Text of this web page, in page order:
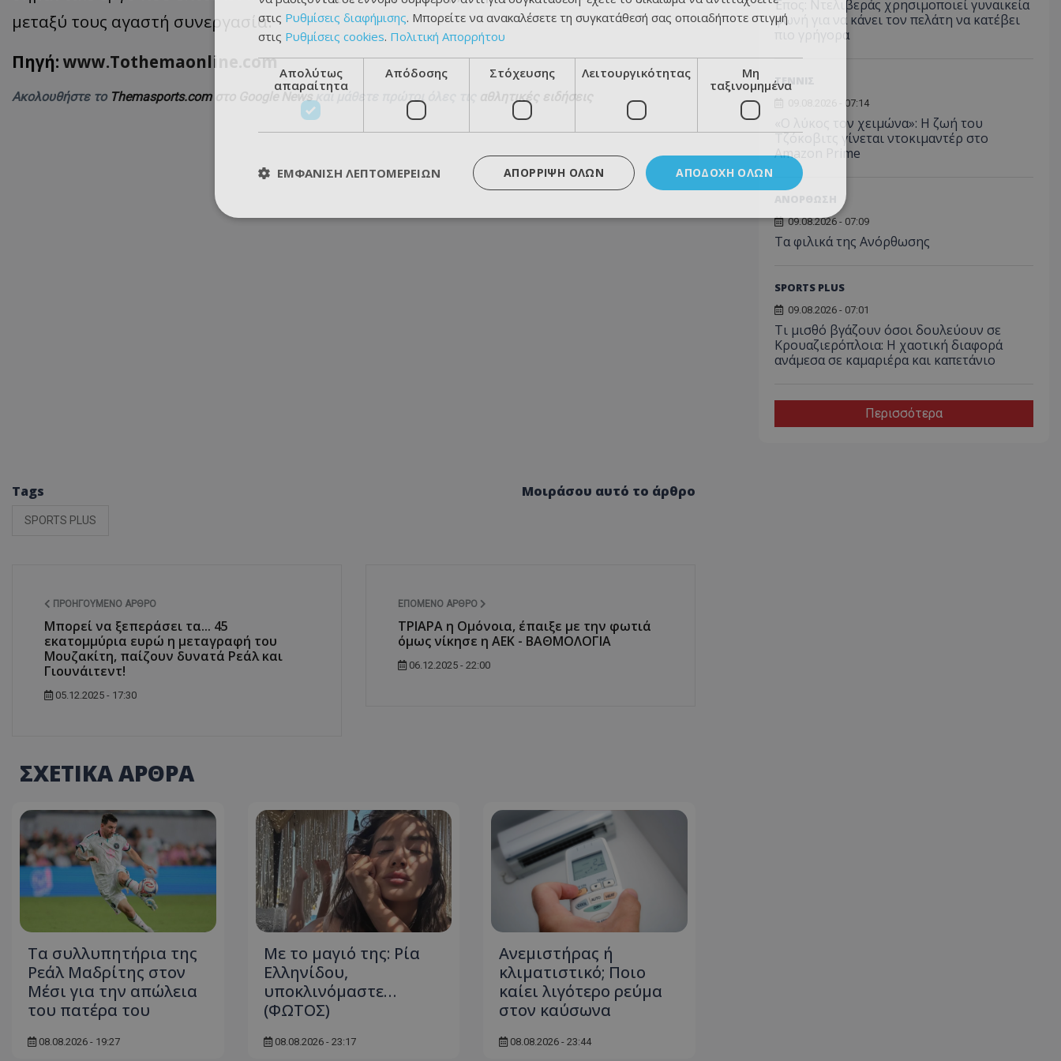
μεταξύ τους αγαστή συνεργασία.
Πηγή: www.Tothemaonline.com
Ακολουθήστε το Themasports.com στο Google News και μάθετε πρώτοι όλες τις
Tags
SPORTS PLUS
Μοιράσου αυτό το άρθρο
ΠΡΟΗΓΟΎΜΕΝΟ ΆΡΘΡΟ
Μπορεί να ξεπεράσει τα... 45
εκατομμύρια ευρώ η μεταγραφή του
Μουζακίτη, παίζουν δυνατά Ρεάλ και
Γιουνάιτεντ!
05.12.2025 - 17:30
ΕΠΌΜΕΝΟ ΆΡΘΡΟ
ΤΡΙΑΡΑ η Ομόνοια, έπαιξε με την φωτιά
όμως νίκησε η ΑΕΚ - ΒΑΘΜΟΛΟΓΙΑ
06.12.2025 - 22:00
ΣΧΕΤΙΚΑ ΑΡΘΡΑ
Τα συλλυπητήρια της
Ρεάλ Μαδρίτης στον
Μέσι για την απώλεια
του πατέρα του
08.08.2026 - 19:27
Με το μαγιό της: Ρία
Ελληνίδου,
υποκλινόμαστε…
(ΦΩΤΟΣ)
08.08.2026 - 23:17
Ανεμιστήρας ή
κλιματιστικό; Ποιο
καίει λιγότερο ρεύμα
στον καύσωνα
08.08.2026 - 23:44
Έπος: Ντελιβεράς χρησιμοποιεί γυναικεία
φωνή για να κάνει τον πελάτη να κατέβει
πιο γρήγορα
ΤΕΝΝΙΣ
09.08.2026 - 07:14
«Ο λύκος τον χειμώνα»: Η ζωή του
Τζόκοβιτς γίνεται ντοκιμαντέρ στο
Amazon Prime
09.08.2026 - 07:09
Τα φιλικά της Ανόρθωσης
SPORTS PLUS
09.08.2026 - 07:01
Τι μισθό βγάζουν όσοι δουλεύουν σε
Κρουαζιερόπλοια: Η χαοτική διαφορά
ανάμεσα σε καμαριέρα και καπετάνιο
Περισσότερα
στις Ρυθμίσεις διαφήμισης. Μπορείτε να ανακαλέσετε τη συγκατάθεσή σας οποιαδήποτε στιγμή
στις Ρυθμίσεις cookies. Πολιτική Απορρήτου
Απολύτως
απαραίτητα
Απόδοσης Στόχευσης Λειτουργικότητας
Μη
ταξινομημένα
ΑΠΟΔΟΧΉ ΌΛΩΝ
ΑΠΌΡΡΙΨΗ ΌΛΩΝ
ΕΜΦΆΝΙΣΗ ΛΕΠΤΟΜΕΡΕΙΏΝ